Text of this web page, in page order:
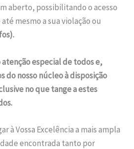
aberto, possibilitando o acesso
mesmo a sua violação ou
especial de todos e,
do nosso núcleo à disposição
no que tange a estes
à Vossa Excelência a mais ampla
encontrada tanto por